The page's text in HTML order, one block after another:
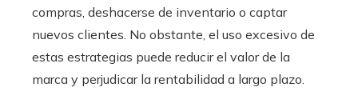
compras, deshacerse de inventario o captar
nuevos clientes. No obstante, el uso excesivo de
estas estrategias puede reducir el valor de la
marca y perjudicar la rentabilidad a largo plazo.